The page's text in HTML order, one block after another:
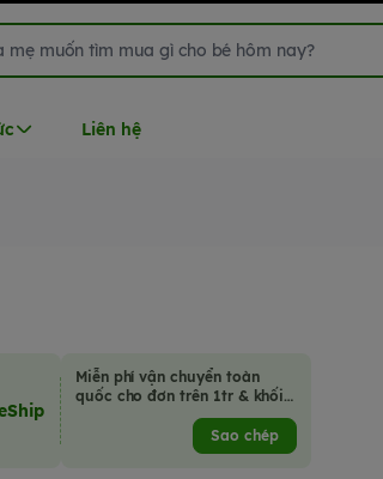
Liên hệ
Miễn phí vận chuyển toàn
quốc cho đơn trên 1tr & khối
lượng hàng hoá không quá
Sao chép